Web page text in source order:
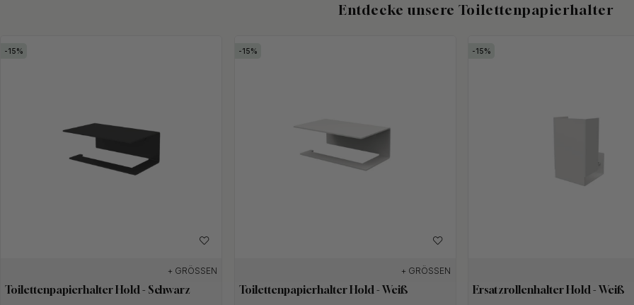
Entdecke unsere Toilettenpapierhalter
15
+ GRÖSSEN
Toilettenpapierhalter Hold - Schwarz
15
+ GRÖSSEN
Toilettenpapierhalter Hold - Weiß
15
Ersatzrollenhalter Hold - Weiß